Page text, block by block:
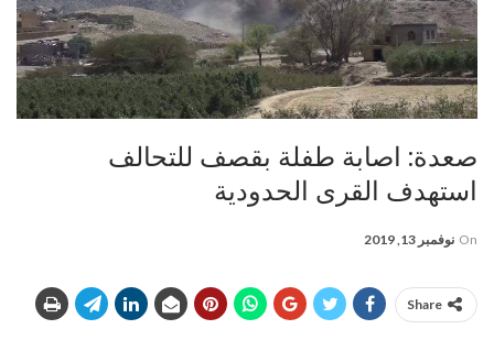
صعدة: اصابة طفلة بقصف للتحالف
استهدف القرى الحدودية
On نوفمبر 13, 2019
Share